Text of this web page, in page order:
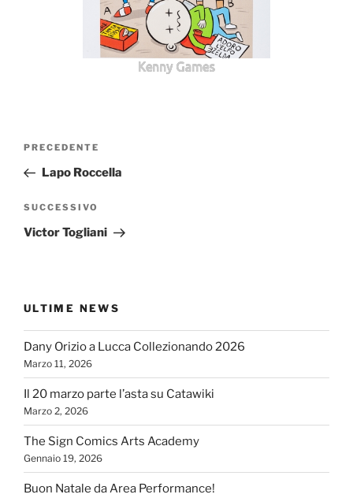
Kenny Games
Navigazione
Articolo
precedente:
PRECEDENTE
Lapo Roccella
Articolo
successivo
SUCCESSIVO
Victor Togliani
ULTIME NEWS
Dany Orizio a Lucca Collezionando 2026
Marzo 11, 2026
Il 20 marzo parte l’asta su Catawiki
Marzo 2, 2026
The Sign Comics Arts Academy
Gennaio 19, 2026
Buon Natale da Area Performance!